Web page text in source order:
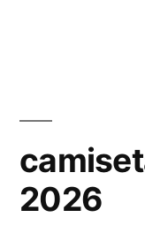
2026